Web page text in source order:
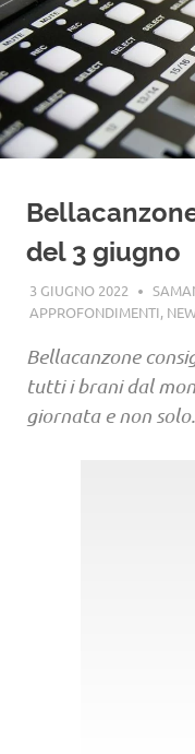
del 3 giugno
3 GIUGNO 2022
APPROFONDIMENTI,
Bellacanzone
tutti i brani dal
giornata e non solo.